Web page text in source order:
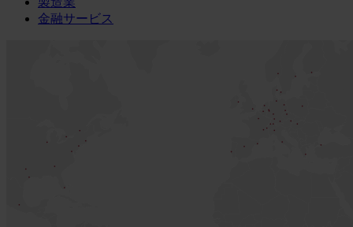
金融サービス